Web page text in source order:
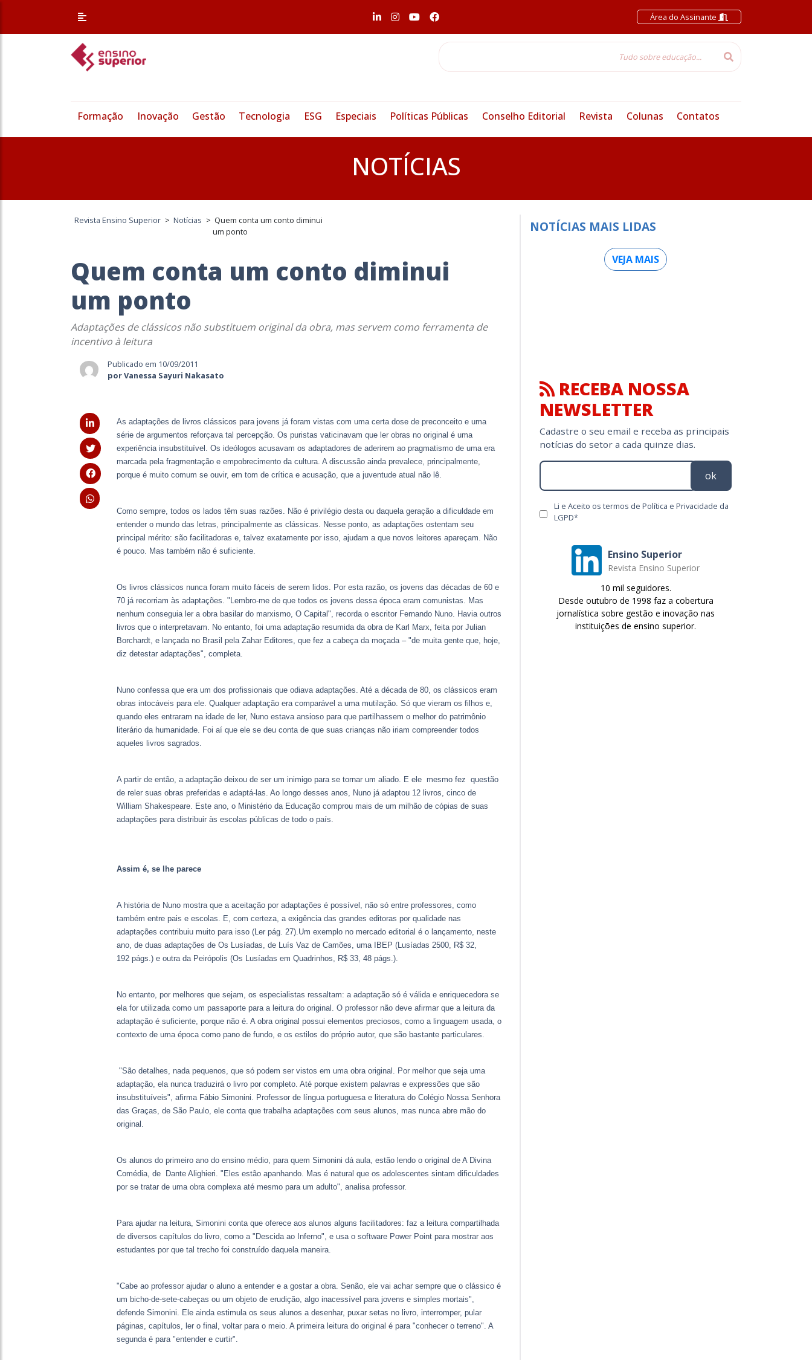
Área do Assinante
Formação Inovação Gestão Tecnologia ESG Especiais Políticas Públicas Conselho Editorial Revista Colunas Contatos
NOTÍCIAS
Revista Ensino Superior > Notícias > Quem conta um conto diminui
um ponto
Quem conta um conto diminui
um ponto
Adaptações de clássicos não substituem original da obra, mas servem como ferramenta de
incentivo à leitura
Publicado em 10/09/2011
por Vanessa Sayuri Nakasato
As adaptações de livros clássicos para jovens já foram vistas com uma certa dose de preconceito e uma
série de argumentos reforçava tal percepção. Os puristas vaticinavam que ler obras no original é uma
experiência insubstituível. Os ideólogos acusavam os adaptadores de aderirem ao pragmatismo de uma era
marcada pela fragmentação e empobrecimento da cultura. A discussão ainda prevalece, principalmente,
porque é muito comum se ouvir, em tom de crítica e acusação, que a juventude atual não lê.
Como sempre, todos os lados têm suas razões. Não é privilégio desta ou daquela geração a dificuldade em
entender o mundo das letras, principalmente as clássicas. Nesse ponto, as adaptações ostentam seu
principal mérito: são facilitadoras e, talvez exatamente por isso, ajudam a que novos leitores apareçam. Não
é pouco. Mas também não é suficiente.
Os livros clássicos nunca foram muito fáceis de serem lidos. Por esta razão, os jovens das décadas de 60 e
70 já recorriam às adaptações. "Lembro-me de que todos os jovens dessa época eram comunistas. Mas
nenhum conseguia ler a obra basilar do marxismo, O Capital", recorda o escritor Fernando Nuno. Havia outros
livros que o interpretavam. No entanto, foi uma adaptação resumida da obra de Karl Marx, feita por Julian
Borchardt, e lançada no Brasil pela Zahar Editores, que fez a cabeça da moçada – "de muita gente que, hoje,
diz detestar adaptações", completa.
Nuno confessa que era um dos profissionais que odiava adaptações. Até a década de 80, os clássicos eram
obras intocáveis para ele. Qualquer adaptação era comparável a uma mutilação. Só que vieram os filhos e,
quando eles entraram na idade de ler, Nuno estava ansioso para que partilhassem o melhor do patrimônio
literário da humanidade. Foi aí que ele se deu conta de que suas crianças não iriam compreender todos
aqueles livros sagrados.
A partir de então, a adaptação deixou de ser um inimigo para se tornar um aliado. E ele mesmo fez questão
de reler suas obras preferidas e adaptá-las. Ao longo desses anos, Nuno já adaptou 12 livros, cinco de
William Shakespeare. Este ano, o Ministério da Educação comprou mais de um milhão de cópias de suas
adaptações para distribuir às escolas públicas de todo o país.
Assim é, se lhe parece
A história de Nuno mostra que a aceitação por adaptações é possível, não só entre professores, como
também entre pais e escolas. E, com certeza, a exigência das grandes editoras por qualidade nas
adaptações contribuiu muito para isso (Ler pág. 27).Um exemplo no mercado editorial é o lançamento, neste
ano, de duas adaptações de Os Lusíadas, de Luís Vaz de Camões, uma IBEP (Lusíadas 2500, R$ 32,
192 págs.) e outra da Peirópolis (Os Lusíadas em Quadrinhos, R$ 33, 48 págs.).
No entanto, por melhores que sejam, os especialistas ressaltam: a adaptação só é válida e enriquecedora se
ela for utilizada como um passaporte para a leitura do original. O professor não deve afirmar que a leitura da
adaptação é suficiente, porque não é. A obra original possui elementos preciosos, como a linguagem usada, o
contexto de uma época como pano de fundo, e os estilos do próprio autor, que são bastante particulares.
"São detalhes, nada pequenos, que só podem ser vistos em uma obra original. Por melhor que seja uma
adaptação, ela nunca traduzirá o livro por completo. Até porque existem palavras e expressões que são
insubstituíveis", afirma Fábio Simonini. Professor de língua portuguesa e literatura do Colégio Nossa Senhora
das Graças, de São Paulo, ele conta que trabalha adaptações com seus alunos, mas nunca abre mão do
original.
Os alunos do primeiro ano do ensino médio, para quem Simonini dá aula, estão lendo o original de A Divina
Comédia, de Dante Alighieri. "Eles estão apanhando. Mas é natural que os adolescentes sintam dificuldades
por se tratar de uma obra complexa até mesmo para um adulto", analisa professor.
Para ajudar na leitura, Simonini conta que oferece aos alunos alguns facilitadores: faz a leitura compartilhada
de diversos capítulos do livro, como a "Descida ao Inferno", e usa o software Power Point para mostrar aos
estudantes por que tal trecho foi construído daquela maneira.
"Cabe ao professor ajudar o aluno a entender e a gostar a obra. Senão, ele vai achar sempre que o clássico é
um bicho-de-sete-cabeças ou um objeto de erudição, algo inacessível para jovens e simples mortais",
defende Simonini. Ele ainda estimula os seus alunos a desenhar, puxar setas no livro, interromper, pular
páginas, capítulos, ler o final, voltar para o meio. A primeira leitura do original é para "conhecer o terreno". A
segunda é para "entender e curtir".
NOTÍCIAS MAIS LIDAS
VEJA MAIS
RECEBA NOSSA
NEWSLETTER
Cadastre o seu email e receba as principais
notícias do setor a cada quinze dias.
ok
Li e Aceito os termos de Política e Privacidade da
LGPD*
Ensino Superior
Revista Ensino Superior
10 mil seguidores.
Desde outubro de 1998 faz a cobertura
jornalística sobre gestão e inovação nas
instituições de ensino superior.